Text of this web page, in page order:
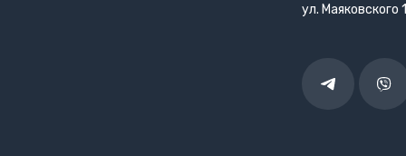
ул. Маяковского
Telegram Viber